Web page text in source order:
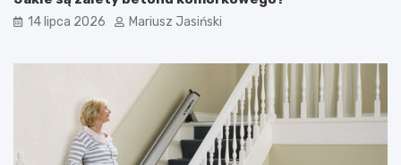
14 lipca 2026 Mariusz Jasiński